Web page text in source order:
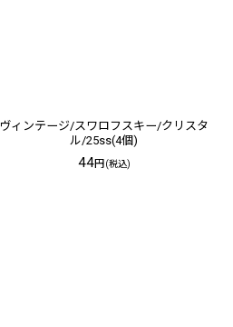
ヴィンテージ/スワロフスキー/クリスタ
ル/25ss(4個)
44円(税込)